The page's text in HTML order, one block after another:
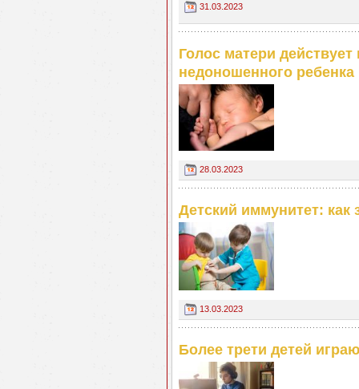
31.03.2023
Голос матери
недоношенного ребенка
28.03.2023
Детский иммунитет: как
13.03.2023
Более трети детей